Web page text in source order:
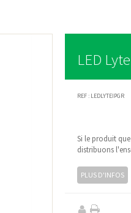
LED
REF : LEDLYTEIPGR
Si le produit
distribuons
PLUS D'INFOS